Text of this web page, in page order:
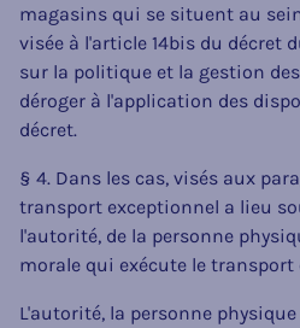
magasins qui se situent au
visée à l'article 14bis du décret
sur la politique et la gestion
déroger à l'application des
décret.
§ 4. Dans les cas, visés aux
transport exceptionnel a lieu
l'autorité, de la personne
morale qui exécute le transport
L'autorité, la personne